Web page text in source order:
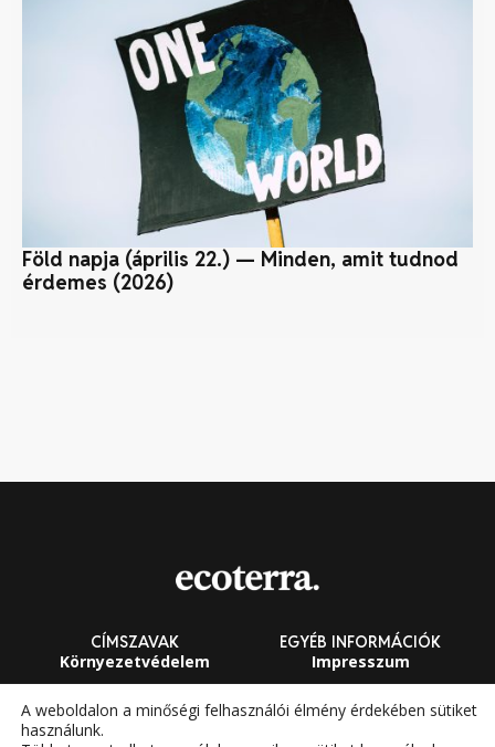
Föld napja (április 22.) — Minden, amit tudnod
érdemes (2026)
CÍMSZAVAK
Környezetvédelem
Fenntarthatóság
EGYÉB INFORMÁCIÓK
Impresszum
Általános Szerződési
Feltételek
A weboldalon a minőségi felhasználói élmény érdekében sütiket
használunk.